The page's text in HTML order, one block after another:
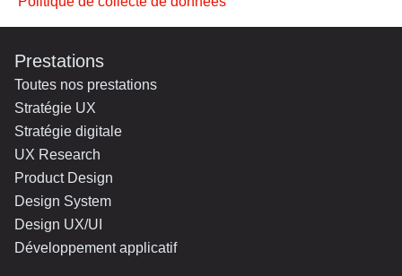
Prestations
Toutes nos prestations
Stratégie UX
Stratégie digitale
UX Research
Product Design
Design System
Design UX/UI
Développement applicatif